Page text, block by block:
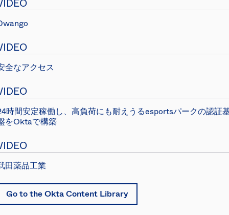
フがすべてのアプリケーションにアクセスできる機能を実
し、そのアクセスを保護するためだけに、Oktaの導入を
討していました。それに加えて、ムーバー/ジョイナー/リ
バー（入社/異動/離職）のワークフローにもOktaを組み入
ました。これにより、新入社員は、Microsoft Officeやそ
他のOffice Suite、さらに他のアプリケーションに初日か
とOktaを統合することで、入社日だけでなく離職
にもユーザーにとって使用しやすいものになりました。ア
セスが自動的に失効するので、それを確認する必要はあり
せん。Workdayでアカウントが無効化されてから、
ます。
者1：信頼できるネットワークなど今日では存在しないこ
位置しています。OktaのMFAは非常に使いやすく、利用
にとって親しみやすいものです。信頼できるネットワーク
存在しなくとも、世界のどこにいても、どんなデバイスを
全なアクセス
時間安定稼働し、高負荷にも耐えうるesportsパークの認証
をOktaで構築
田薬品工業
Go to the Okta Content Library